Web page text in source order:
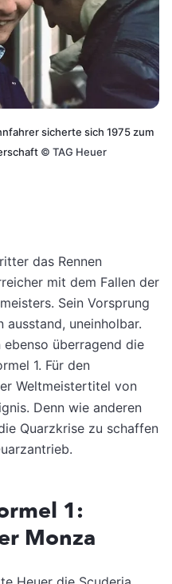
sicherte sich 1975 zum
© TAG Heuer
das Rennen
mit dem Fallen der
Sein Vorsprung
ausstand, uneinholbar.
ebenso überragend die
1. Für den
Weltmeistertitel von
Denn wie anderen
Quarzkrise zu schaffen
1:
Monza